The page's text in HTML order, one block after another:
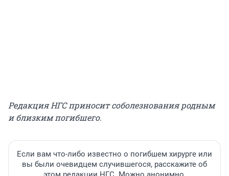
Редакция НГС приносит соболезнования родным
и близким погибшего.
Если вам что-либо известно о погибшем хирурге или
вы были очевидцем случившегося, расскажите об